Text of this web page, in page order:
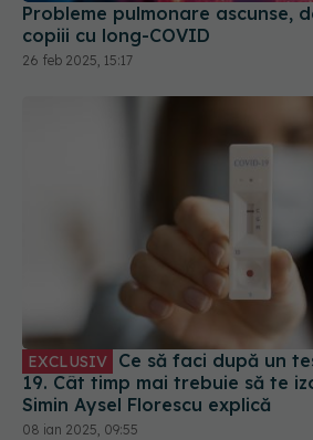
19. Cât timp mai trebuie să te
Simin Aysel Florescu explică
08 ian 2025, 09:55